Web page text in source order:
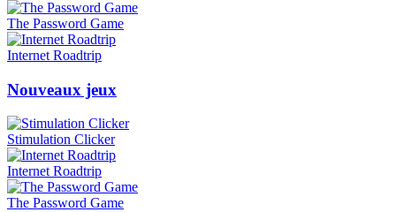
The Password Game
Internet Roadtrip
Nouveaux jeux
Stimulation Clicker
Internet Roadtrip
The Password Game